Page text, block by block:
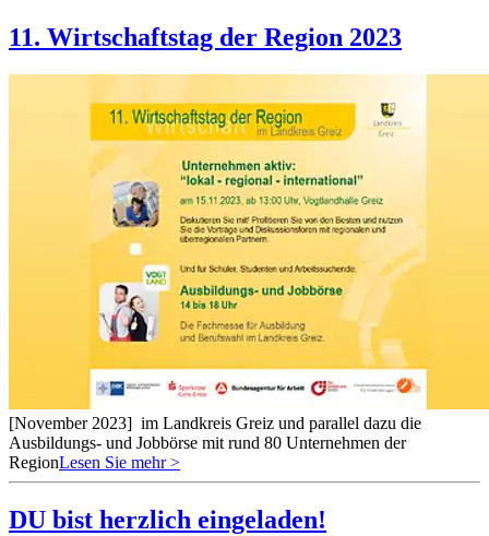
11. Wirtschaftstag der Region 2023
[November 2023] im Landkreis Greiz und parallel dazu die
Ausbildungs- und Jobbörse mit rund 80 Unternehmen der
RegionLesen Sie mehr >
DU bist herzlich eingeladen!